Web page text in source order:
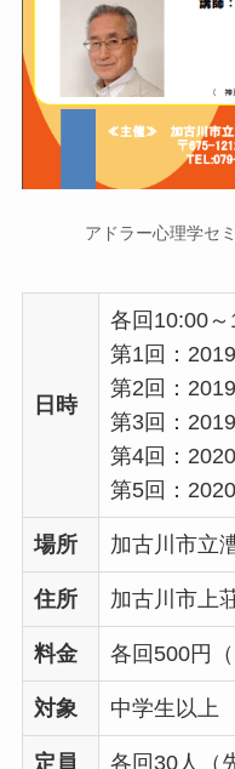
アドラー心理学セ
日時
各回10:00
第1回：
第2回：
第3回：
第4回：
第5回：
場所 加古川市立
住所 加古川市上
料金 各回500円
対象 中学生以上
定員 各回30人（